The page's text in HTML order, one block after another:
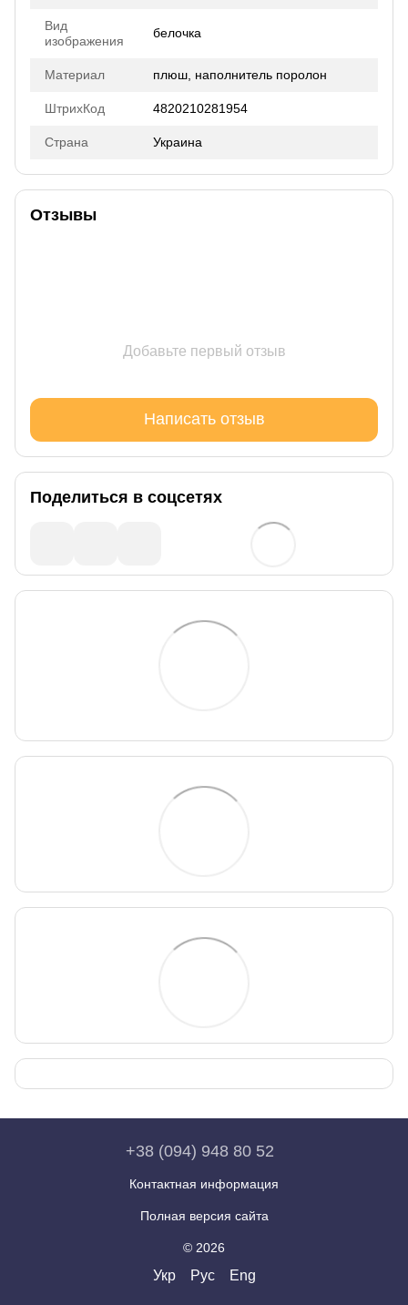
Вид
изображения
белочка
Материал плюш, наполнитель поролон
ШтрихКод 4820210281954
Страна Украина
Отзывы
Добавьте первый отзыв
Написать отзыв
Поделиться в соцсетях
+38 (094) 948 80 52
Контактная информация
Полная версия сайта
© 2026
Укр Рус Eng